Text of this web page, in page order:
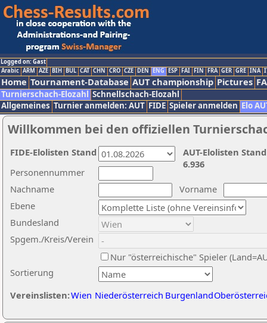
Logged on: Gast
Arabic ARM AZE BIH BUL CAT CHN CRO CZE DEN ENG ESP FAI FIN FRA GER GRE INA
Home Tournament-Database AUT championship Pictures
Turnierschach-Elozahl Schnellschach-Elozahl
Allgemeines Turnier anmelden: AUT FIDE Spieler anmelden Elo
Willkommen bei den offiziellen
Nachname
Vorname
Ebene
Sortierung
Personennummer
Bundesland
Spgem./Kreis/Verein
Nur "österreichische" Spieler
Vereinslisten:Wien Niederösterreich Burgenland
AUT-Elolisten
6.936
FIDE-Elolisten Stand